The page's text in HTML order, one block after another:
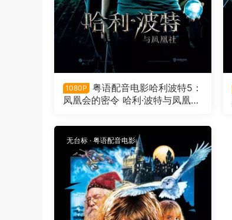
1080P
粤语配音电影哈利波特5：
凤凰会的密令 哈利·波特与凤凰社
he Phoenix
无台标 · 粤语配音电影